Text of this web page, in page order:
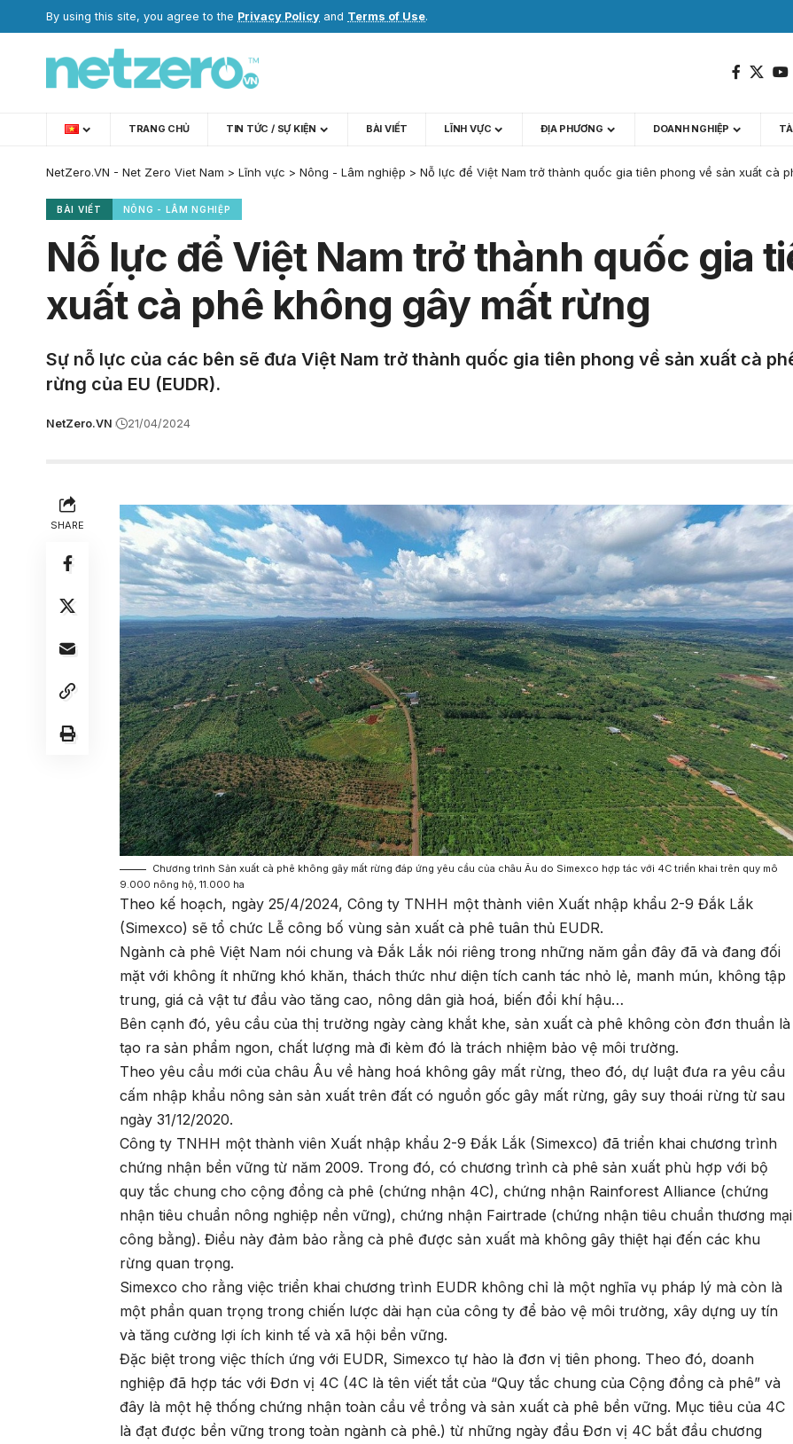
By using this site, you agree to the Privacy Policy and Terms of Use.
TRANG CHỦ TIN TỨC / SỰ KIỆN BÀI VIẾT LĨNH VỰC ĐỊA PHƯƠNG DOANH NGHIỆP
NetZero.VN - Net Zero Viet Nam > Lĩnh vực > Nông - Lâm nghiệp > Nỗ lực để Việt Nam trở thành quốc gia tiên phong về sản xuất cà
BÀI VIẾT NÔNG - LÂM NGHIỆP
Nỗ lực để Việt Nam trở thành quốc gia
xuất cà phê không gây mất rừng
Sự nỗ lực của các bên sẽ đưa Việt Nam trở thành quốc gia tiên phong về sản xuất cà
rừng của EU (EUDR).
NetZero.VN 21/04/2024
SHARE
Chương trình Sản xuất cà phê không gây mất rừng đáp ứng yêu cầu của châu Âu do Simexco hợp tác với 4C triển khai trên quy mô
9.000 nông hộ, 11.000 ha
Theo kế hoạch, ngày 25/4/2024, Công ty TNHH một thành viên Xuất nhập khẩu 2-9 Đắk Lắk
(Simexco) sẽ tổ chức Lễ công bố vùng sản xuất cà phê tuân thủ EUDR.
Ngành cà phê Việt Nam nói chung và Đắk Lắk nói riêng trong những năm gần đây đã và đang đối
mặt với không ít những khó khăn, thách thức như diện tích canh tác nhỏ lẻ, manh mún, không tập
trung, giá cả vật tư đầu vào tăng cao, nông dân già hoá, biến đổi khí hậu…
Bên cạnh đó, yêu cầu của thị trường ngày càng khắt khe, sản xuất cà phê không còn đơn thuần là
tạo ra sản phẩm ngon, chất lượng mà đi kèm đó là trách nhiệm bảo vệ môi trường.
Theo yêu cầu mới của châu Âu về hàng hoá không gây mất rừng, theo đó, dự luật đưa ra yêu cầu
cấm nhập khẩu nông sản sản xuất trên đất có nguồn gốc gây mất rừng, gây suy thoái rừng từ sau
ngày 31/12/2020.
Công ty TNHH một thành viên Xuất nhập khẩu 2-9 Đắk Lắk (Simexco) đã triển khai chương trình
chứng nhận bền vững từ năm 2009. Trong đó, có chương trình cà phê sản xuất phù hợp với bộ
quy tắc chung cho cộng đồng cà phê (chứng nhận 4C), chứng nhận Rainforest Alliance (chứng
nhận tiêu chuẩn nông nghiệp nền vững), chứng nhận Fairtrade (chứng nhận tiêu chuẩn thương mại
công bằng). Điều này đảm bảo rằng cà phê được sản xuất mà không gây thiệt hại đến các khu
rừng quan trọng.
Simexco cho rằng việc triển khai chương trình EUDR không chỉ là một nghĩa vụ pháp lý mà còn là
một phần quan trọng trong chiến lược dài hạn của công ty để bảo vệ môi trường, xây dựng uy tín
và tăng cường lợi ích kinh tế và xã hội bền vững.
Đặc biệt trong việc thích ứng với EUDR, Simexco tự hào là đơn vị tiên phong. Theo đó, doanh
nghiệp đã hợp tác với Đơn vị 4C (4C là tên viết tắt của “Quy tắc chung của Cộng đồng cà phê” và
đây là một hệ thống chứng nhận toàn cầu về trồng và sản xuất cà phê bền vững. Mục tiêu của 4C
là đạt được bền vững trong toàn ngành cà phê.) từ những ngày đầu Đơn vị 4C bắt đầu chương